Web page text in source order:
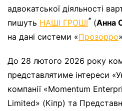
адвокатської діяльності
пишуть НАШІ ГРОШІ* (Анна
на дані системи «Прозорро
До 28 лютого 2026 року
представлятиме інтереси
компанії «Momentum
Limited» (Кіпр) та